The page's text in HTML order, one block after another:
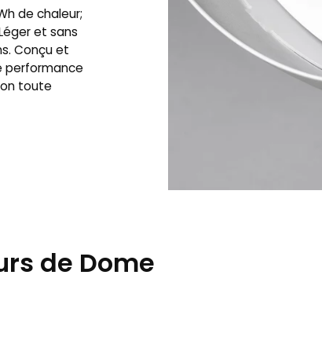
de chaleur;
et sans
Conçu et
performance
toute
de Dome